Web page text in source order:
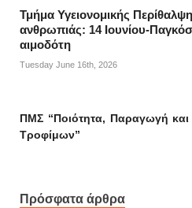
Τμήμα Υγειονομικής
ανθρωπιάς: 14 Ιουνίου-
αιμοδότη
Tuesday June 16th, 2026
ΠΜΣ “Ποιότητα, Παραγωγή και
Τροφίμων”
Πρόσφατα άρθρα